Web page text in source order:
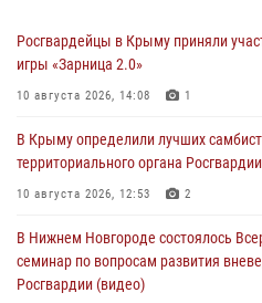
Росгвардейцы в Крыму приняли
игры «Зарница 2.0»
10 августа 2026, 14:08 1
В Крыму определили лучших
территориального органа Росгвардии
10 августа 2026, 12:53 2
В Нижнем Новгороде состоялось
семинар по вопросам развития
Росгвардии (видео)